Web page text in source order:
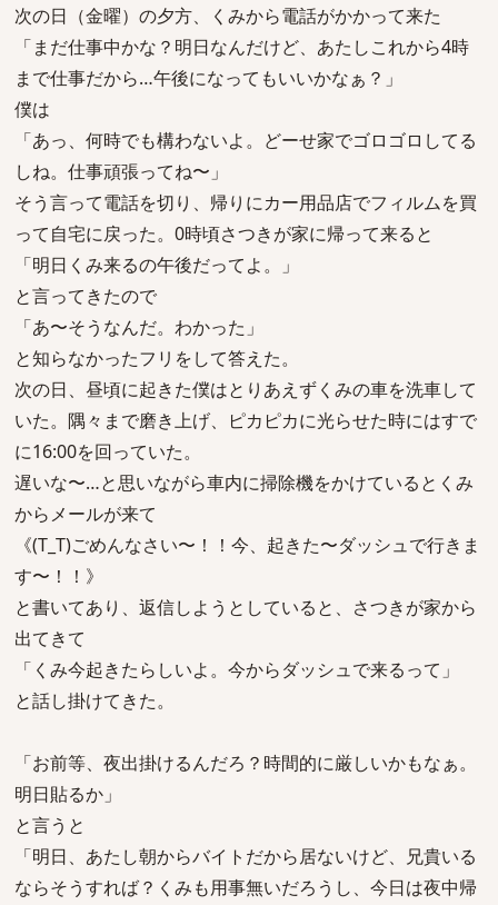
次の日（金曜）の夕方、くみから電話がかかって来た
「まだ仕事中かな？明日なんだけど、あたしこれから4時
まで仕事だから…午後になってもいいかなぁ？」
僕は
「あっ、何時でも構わないよ。どーせ家でゴロゴロしてる
しね。仕事頑張ってね〜」
そう言って電話を切り、帰りにカー用品店でフィルムを買
って自宅に戻った。0時頃さつきが家に帰って来ると
「明日くみ来るの午後だってよ。」
と言ってきたので
「あ〜そうなんだ。わかった」
と知らなかったフリをして答えた。
次の日、昼頃に起きた僕はとりあえずくみの車を洗車して
いた。隅々まで磨き上げ、ピカピカに光らせた時にはすで
に16:00を回っていた。
遅いな〜…と思いながら車内に掃除機をかけているとくみ
からメールが来て
《(T_T)ごめんなさい〜！！今、起きた〜ダッシュで行きま
す〜！！》
と書いてあり、返信しようとしていると、さつきが家から
出てきて
「くみ今起きたらしいよ。今からダッシュで来るって」
と話し掛けてきた。
「お前等、夜出掛けるんだろ？時間的に厳しいかもなぁ。
明日貼るか」
と言うと
「明日、あたし朝からバイトだから居ないけど、兄貴いる
ならそうすれば？くみも用事無いだろうし、今日は夜中帰